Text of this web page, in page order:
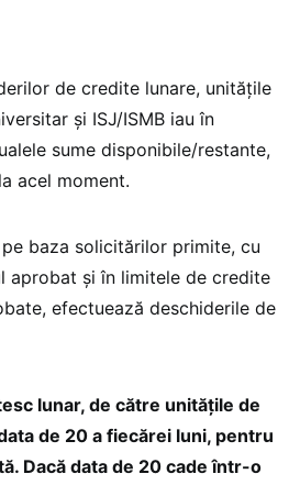
de credite lunare, unitățile
și ISJ/ISMB iau în
sume disponibile/restante,
acel moment.
baza solicitărilor primite, cu
aprobat și în limitele de credite
efectuează deschiderile de
lunar, de către unitățile de
de 20 a fiecărei luni, pentru
Dacă data de 20 cade într-o